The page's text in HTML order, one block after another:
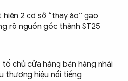
hiện 2 cơ sở “thay áo” gạo
rõ nguồn gốc thành ST25
tố chủ cửa hàng bán hàng nhái
thương hiệu nổi tiếng